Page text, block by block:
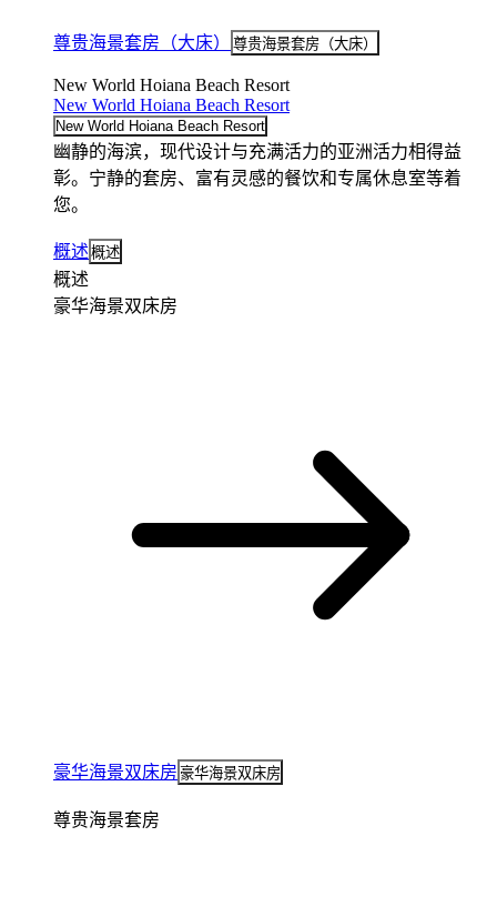
尊贵海景套房（大床） 尊贵海景套房（大床）
New World Hoiana Beach Resort
New World Hoiana Beach Resort
New World Hoiana Beach Resort
幽静的海滨，现代设计与充满活力的亚洲活力相得益
彰。宁静的套房、富有灵感的餐饮和专属休息室等着
您。
概述 概述
概述
豪华海景双床房
豪华海景双床房 豪华海景双床房
尊贵海景套房